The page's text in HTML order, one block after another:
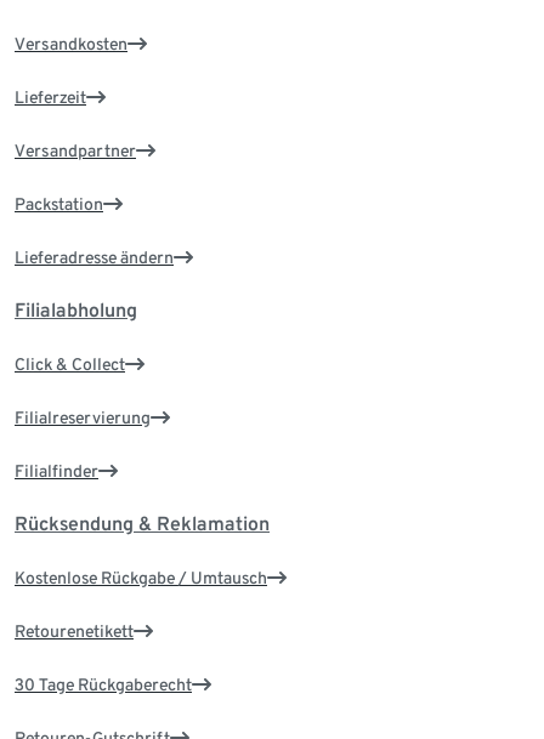
Versandkosten
Lieferzeit
Versandpartner
Packstation
Lieferadresse ändern
Filialabholung
Click & Collect
Filialreservierung
Filialfinder
Rücksendung & Reklamation
Kostenlose Rückgabe / Umtausch
Retourenetikett
30 Tage Rückgaberecht